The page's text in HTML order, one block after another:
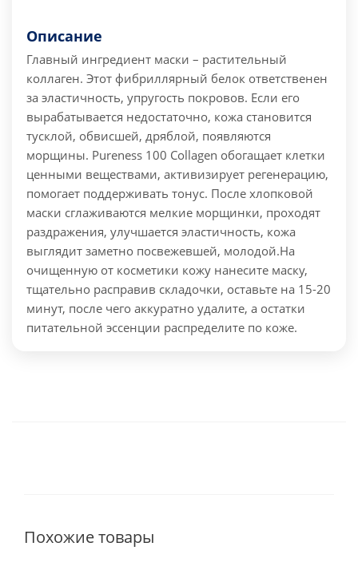
Описание
Главный ингредиент маски – растительный
коллаген. Этот фибриллярный белок ответственен
за эластичность, упругость покровов. Если его
вырабатывается недостаточно, кожа становится
тусклой, обвисшей, дряблой, появляются
морщины. Pureness 100 Collagen обогащает клетки
ценными веществами, активизирует регенерацию,
помогает поддерживать тонус. После хлопковой
маски сглаживаются мелкие морщинки, проходят
раздражения, улучшается эластичность, кожа
выглядит заметно посвежевшей, молодой.На
очищенную от косметики кожу нанесите маску,
тщательно расправив складочки, оставьте на 15-20
минут, после чего аккуратно удалите, а остатки
питательной эссенции распределите по коже.
Похожие товары